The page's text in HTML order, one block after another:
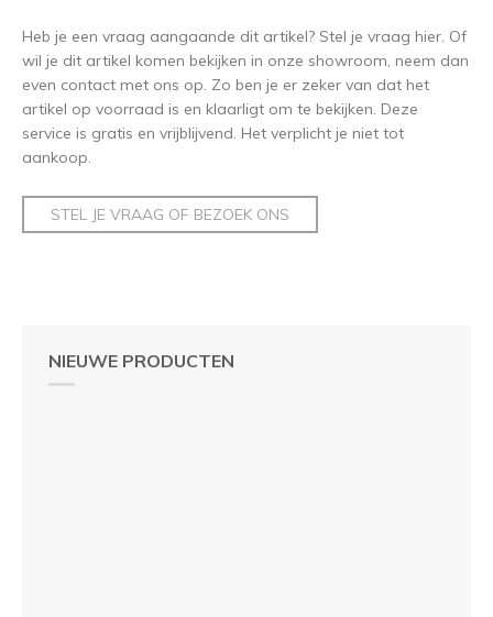
NIEUWE PRODUCTEN
Heb je een vraag aangaande dit artikel? Stel je vraag hier. Of
wil je dit artikel komen bekijken in onze showroom, neem dan
even contact met ons op. Zo ben je er zeker van dat het
artikel op voorraad is en klaarligt om te bekijken. Deze
service is gratis en vrijblijvend. Het verplicht je niet tot
aankoop.
STEL JE VRAAG OF BEZOEK ONS